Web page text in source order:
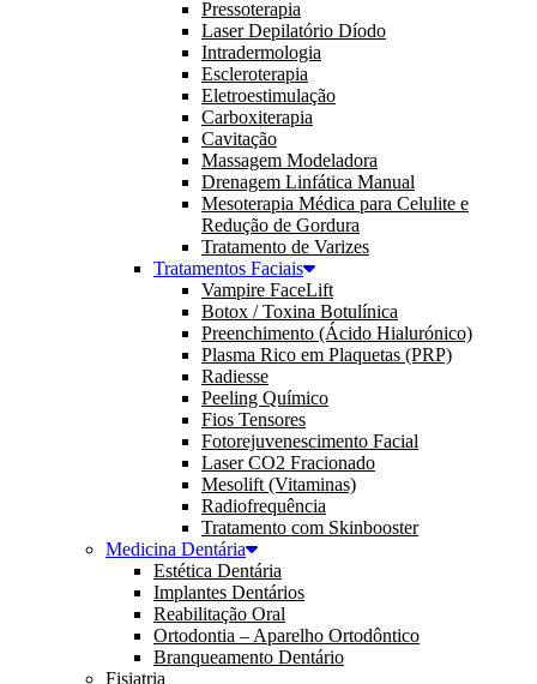
Pressoterapia
Laser Depilatório Díodo
Intradermologia
Escleroterapia
Eletroestimulação
Carboxiterapia
Cavitação
Massagem Modeladora
Drenagem Linfática Manual
Mesoterapia Médica para Celulite e
Redução de Gordura
Tratamento de Varizes
Tratamentos Faciais
Vampire FaceLift
Botox / Toxina Botulínica
Preenchimento (Ácido Hialurónico)
Plasma Rico em Plaquetas (PRP)
Radiesse
Peeling Químico
Fios Tensores
Fotorejuvenescimento Facial
Laser CO2 Fracionado
Mesolift (Vitaminas)
Radiofrequência
Tratamento com Skinbooster
Medicina Dentária
Estética Dentária
Implantes Dentários
Reabilitação Oral
Ortodontia – Aparelho Ortodôntico
Branqueamento Dentário
Fisiatria